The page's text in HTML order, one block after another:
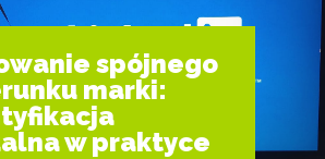
spójnego
marki:
w praktyce